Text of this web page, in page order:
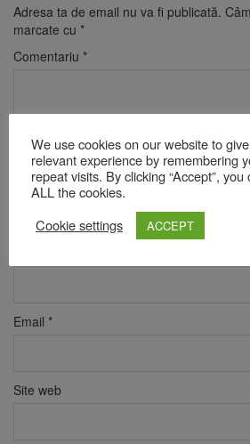
Adresa ta de email nu va fi publicată.
marcate cu *
Comentariu *
Email *
Site web
We use cookies on our website to
relevant experience by remembering
repeat visits. By clicking “Accept”,
ALL the cookies.
Cookie settings
ACCEPT